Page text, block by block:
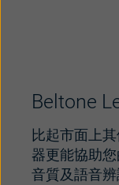
Beltone
比起市面上
器更能協助
音質及語音